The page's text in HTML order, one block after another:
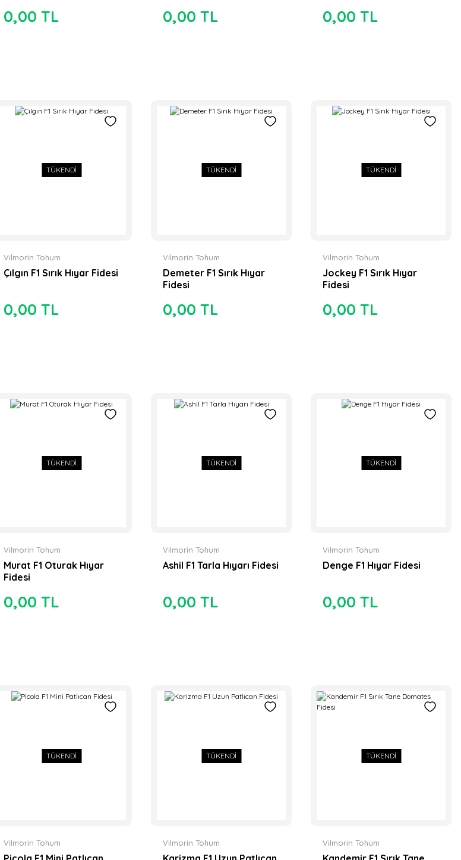
0,00 TL 0,00 TL 0,00 TL
TÜKENDİ
Vilmorin Tohum
Çılgın F1 Sırık Hıyar Fidesi
0,00 TL
TÜKENDİ
Vilmorin Tohum
Demeter F1 Sırık Hıyar
Fidesi
0,00 TL
TÜKENDİ
Vilmorin Tohum
Jockey F1 Sırık Hıyar
Fidesi
0,00 TL
TÜKENDİ
Vilmorin Tohum
Murat F1 Oturak Hıyar
Fidesi
0,00 TL
TÜKENDİ
Vilmorin Tohum
Ashil F1 Tarla Hıyarı Fidesi
0,00 TL
TÜKENDİ
Vilmorin Tohum
Denge F1 Hıyar Fidesi
0,00 TL
TÜKENDİ
Vilmorin Tohum
TÜKENDİ
Vilmorin Tohum
TÜKENDİ
Vilmorin Tohum